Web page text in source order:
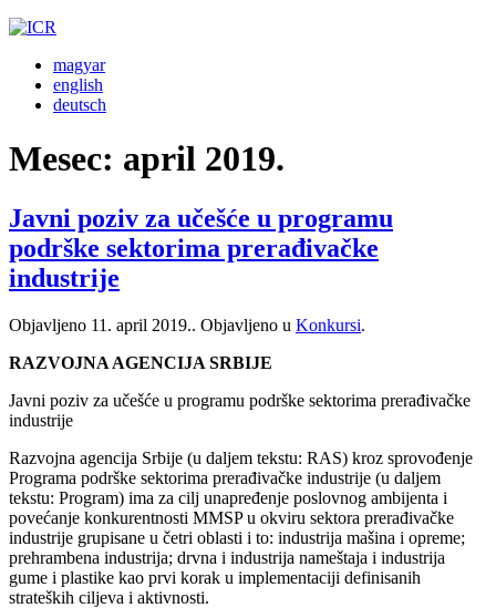
magyar
english
deutsch
Mesec: april 2019.
Javni poziv za učešće u programu
podrške sektorima prerađivačke
industrije
Objavljeno 11. april 2019.. Objavljeno u Konkursi.
RAZVOJNA AGENCIJA SRBIJE
Javni poziv za učešće u programu podrške sektorima prerađivačke
industrije
Razvojna agencija Srbije (u daljem tekstu: RAS) kroz sprovođenje
Programa podrške sektorima prerađivačke industrije (u daljem
tekstu: Program) ima za cilj unapređenje poslovnog ambijenta i
povećanje konkurentnosti MMSP u okviru sektora prerađivačke
industrije grupisane u četri oblasti i to: industrija mašina i opreme;
prehrambena industrija; drvna i industrija nameštaja i industrija
gume i plastike kao prvi korak u implementaciji definisanih
strateških ciljeva i aktivnosti.